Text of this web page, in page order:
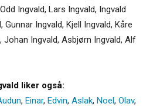
Ingvald, Lars Ingvald, Ingvald
Ingvald, Kjell Ingvald, Kåre
Johan Ingvald, Asbjørn Ingvald, Alf
liker også:
, Einar, Edvin, Aslak, Noel, Olav,